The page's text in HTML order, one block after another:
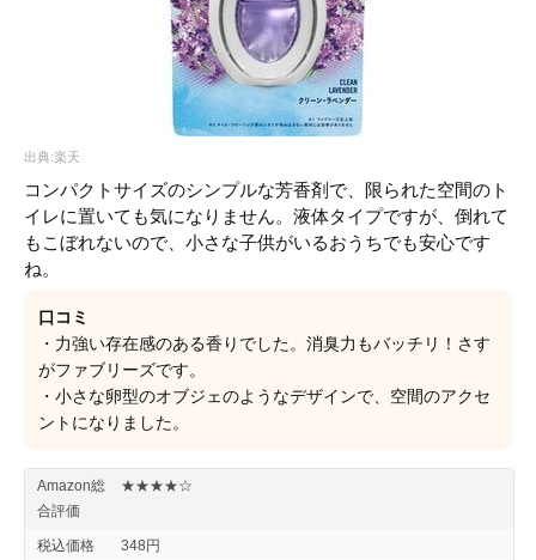
出典:楽天
コンパクトサイズのシンプルな芳香剤で、限られた空間のト
イレに置いても気になりません。液体タイプですが、倒れて
もこぼれないので、小さな子供がいるおうちでも安心です
ね。
口コミ
・力強い存在感のある香りでした。消臭力もバッチリ！さす
がファブリーズです。
・小さな卵型のオブジェのようなデザインで、空間のアクセ
ントになりました。
Amazon総
合評価
★★★★☆
税込価格 348円